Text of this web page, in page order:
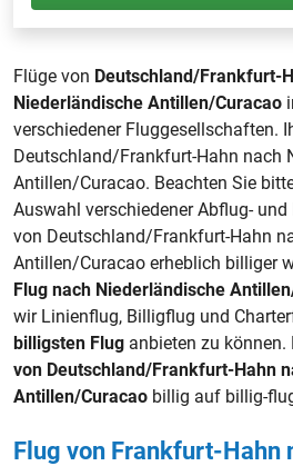
Flüge von Deutschland/Frankfurt-
Niederländische Antillen/Curacao
verschiedener Fluggesellschaften.
Deutschland/Frankfurt-Hahn nach
Antillen/Curacao. Beachten Sie
Auswahl verschiedener Abflug-
von Deutschland/Frankfurt-Hahn
Antillen/Curacao erheblich billiger
Flug nach Niederländische
wir Linienflug, Billigflug und
billigsten Flug anbieten zu können.
von Deutschland/Frankfurt-Hahn
Antillen/Curacao billig auf billig-
Flug von Frankfurt-Hahn